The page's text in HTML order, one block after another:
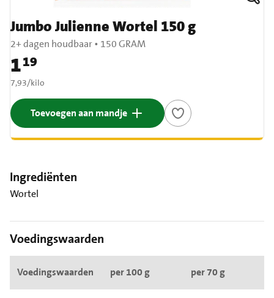
Jumbo Julienne Wortel 150 g
2+ dagen houdbaar• 150 GRAM
Prijs: € 1,19
119
€ 7,93 per kilo
7,93/kilo
Toevoegen aan mandje
Ingrediënten
Wortel
Voedingswaarden
Voedingswaarden per 100 g per 70 g